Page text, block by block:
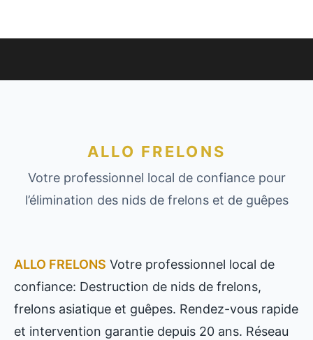
ALLO FRELONS
Votre professionnel local de confiance pour
l’élimination des nids de frelons et de guêpes
ALLO FRELONS Votre professionnel local de
confiance: Destruction de nids de frelons,
frelons asiatique et guêpes. Rendez-vous rapide
et intervention garantie depuis 20 ans. Réseau